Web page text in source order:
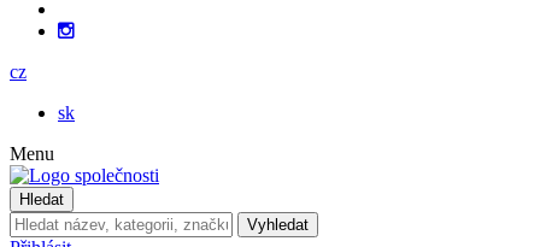
cz
sk
Menu
Hledat
Vyhledat